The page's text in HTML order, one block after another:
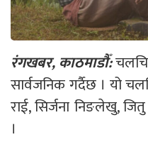
रंगखबर, काठमाडौँ:
सार्वजनिक गर्दैछ । यो
राई, सिर्जना निङलेखु,
।